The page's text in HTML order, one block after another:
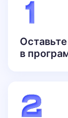
в